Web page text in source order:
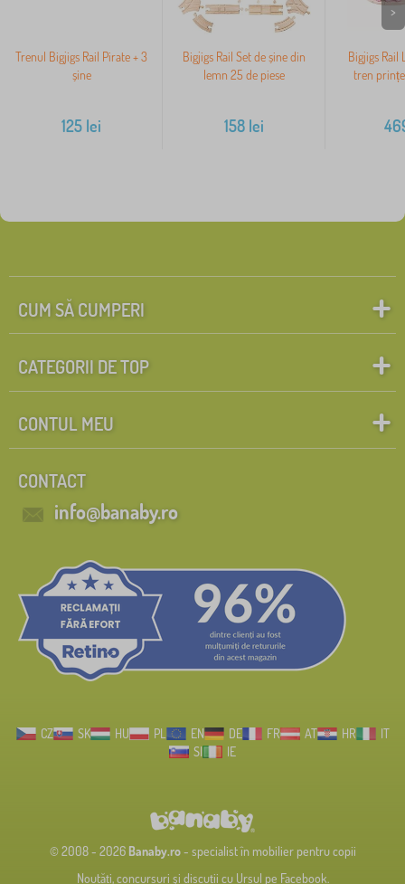
Trenul Bigjigs Rail Pirate + 3
șine
125 lei
Bigjigs Rail Set de șine din
lemn 25 de piese
158 lei
Bigjigs Rail
tren
>
CUM SĂ CUMPERI
CATEGORII DE TOP
CONTUL MEU
CONTACT
info@banaby.ro
CZ SK HU PL EN DE FR AT HR
IT
SI
IE
© 2008 - 2026 Banaby.ro- specialist în mobilier pentru copii
Noutăți, concursuri și discuții cu Ursul pe Facebook.